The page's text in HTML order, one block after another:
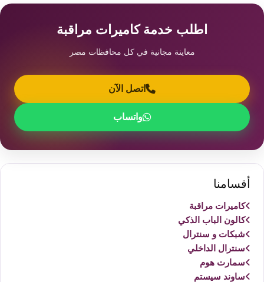
اطلب خدمة كاميرات مراقبة
معاينة مجانية في كل محافظات مصر
اتصل الآن
واتساب
أقسامنا
كاميرات مراقبة
كالون الباب الذكي
شبكات و سنترال
سنترال الداخلي
سمارت هوم
ساوند سيستم